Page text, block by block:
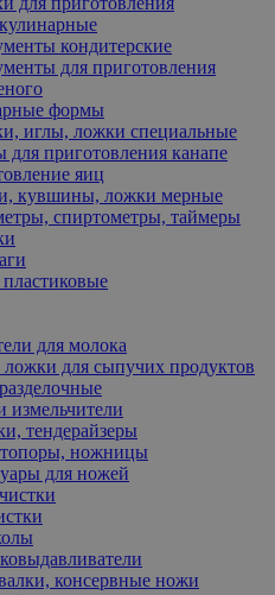
кондитерские
для приготовления
формы
иглы, ложки специальные
для приготовления канапе
яиц
кувшины, ложки мерные
спиртометры, таймеры
для молока
для сыпучих продуктов
измельчители
тендерайзеры
ножницы
для ножей
консервные ножи